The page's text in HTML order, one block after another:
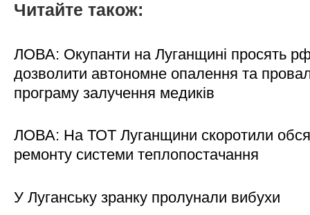
Читайте також:
ЛОВА: Окупанти на Луганщині просять
дозволити автономне опалення та
програму залучення медиків
ЛОВА: На ТОТ Луганщини скоротили
ремонту системи теплопостачання
У Луганську зранку пролунали вибухи